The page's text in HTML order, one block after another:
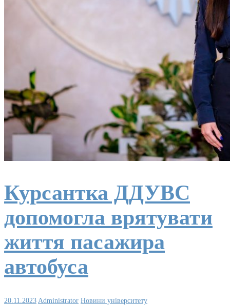
Курсантка ДДУВС
допомогла врятувати
життя пасажира
автобуса
20.11.2023 Administrator Новини університету